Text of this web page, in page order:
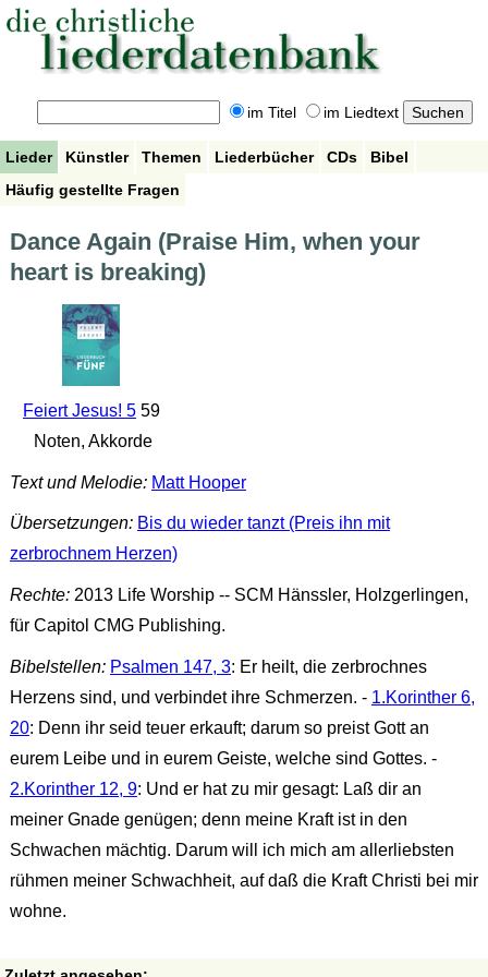
im Titel im Liedtext
Lieder Künstler Themen Liederbücher CDs
Bibel
Häufig gestellte Fragen
Dance Again (Praise Him, when your
heart is breaking)
Feiert Jesus! 559
Noten, Akkorde
Text und Melodie: Matt Hooper
Übersetzungen: Bis du wieder tanzt (Preis ihn mit
zerbrochnem Herzen)
Rechte:2013 Life Worship -- SCM Hänssler, Holzgerlingen,
für Capitol CMG Publishing.
Bibelstellen: Psalmen 147, 3: Er heilt, die zerbrochnes
Herzens sind, und verbindet ihre Schmerzen. - 1.Korinther 6,
20: Denn ihr seid teuer erkauft; darum so preist Gott an
eurem Leibe und in eurem Geiste, welche sind Gottes. -
2.Korinther 12, 9: Und er hat zu mir gesagt: Laß dir an
meiner Gnade genügen; denn meine Kraft ist in den
Schwachen mächtig. Darum will ich mich am allerliebsten
rühmen meiner Schwachheit, auf daß die Kraft Christi bei mir
wohne.